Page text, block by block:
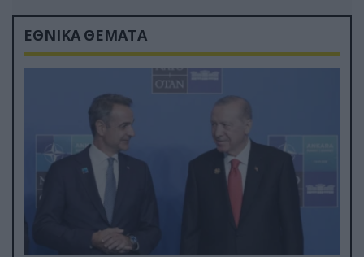
ΕΘΝΙΚΑ ΘΕΜΑΤΑ